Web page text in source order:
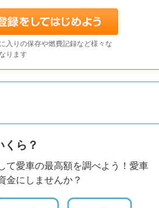
入りの保存や燃費記録など様々な
ります
くら？
て愛車の最高額を調べよう！愛車
金にしませんか？